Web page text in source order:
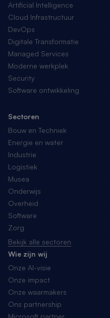
Artificial Intelligence
Cloud Infrastructuur
DevOps
Digitale Transformatie
Managed Services
Moderne werkplek
Security
Software ontwikkeling
Sectoren
Bouw en Techniek
Energie en water
Industrie
Logistiek
Musea
Onderwijs
Overheid
Software
Zorg
Bekijk alle sectoren
Wie zijn wij
Onze AI-visie
Onze impact
Onze waarmakers
Ons partnership